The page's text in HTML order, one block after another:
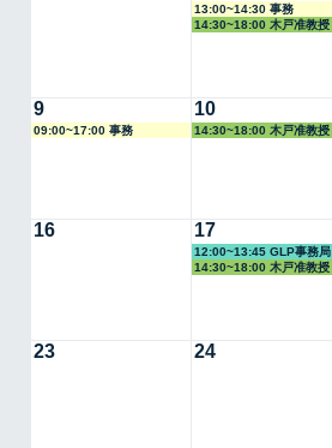
13:00~14:30 事務
14:30~18:00 木戸准教授
9
09:00~17:00 事務
10
14:30~18:00 木戸准教授
16 17
12:00~13:45 GLP事務局
14:30~18:00 木戸准教授
23 24